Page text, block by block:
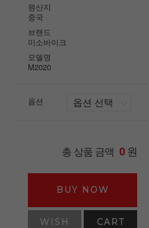
원산지
중국
브랜드
미소바이크
모델명
M2020
옵션
총 상품 금액 0원
BUY NOW
WISH CART